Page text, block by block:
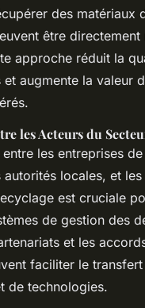
des matériaux
être directement
approche réduit la
augmente la valeur
les Acteurs du
les entreprises de
locales, et les
est cruciale
de gestion des
et les
faciliter le
de technologies.